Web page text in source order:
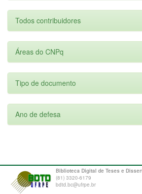
Todos contribuidores
Áreas do CNPq
Tipo de documento
Ano de defesa
Biblioteca Digital de Teses e
(81) 3320-6179
bdtd.bc@ufrpe.br